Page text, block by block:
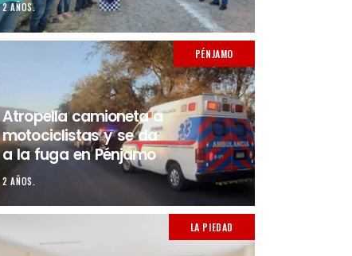
2 AÑOS.
PÉNJAMO
Atropella camioneta a
motociclistas y se da
a la fuga en Pénjamo
2 AÑOS.
LA PIEDAD